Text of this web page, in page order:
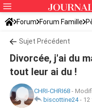
Forum Forum Famille
Sujet Précédent
Divorcée, j'ai du
tout leur ai du !
CHRI-CHRI68 -
biscottine24- 12